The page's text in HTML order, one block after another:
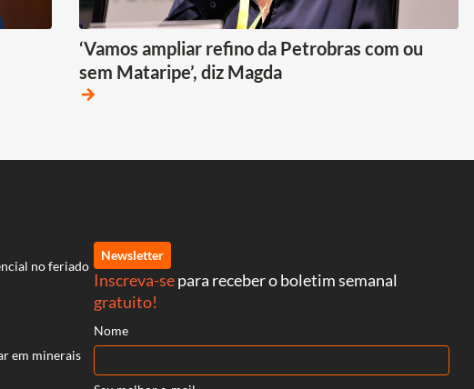
‘Vamos ampliar refino da Petrobras com ou
sem Mataripe’, diz Magda
arrow_forward
no feriado
em minerais
Newsletter
Inscreva-separa receber o boletim semanal
gratuito!
Nome